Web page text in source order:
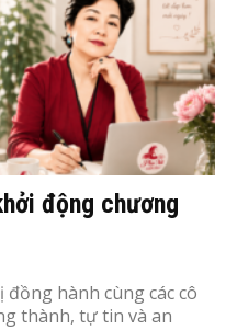
động chương
hành cùng các cô
thành, tự tin và an